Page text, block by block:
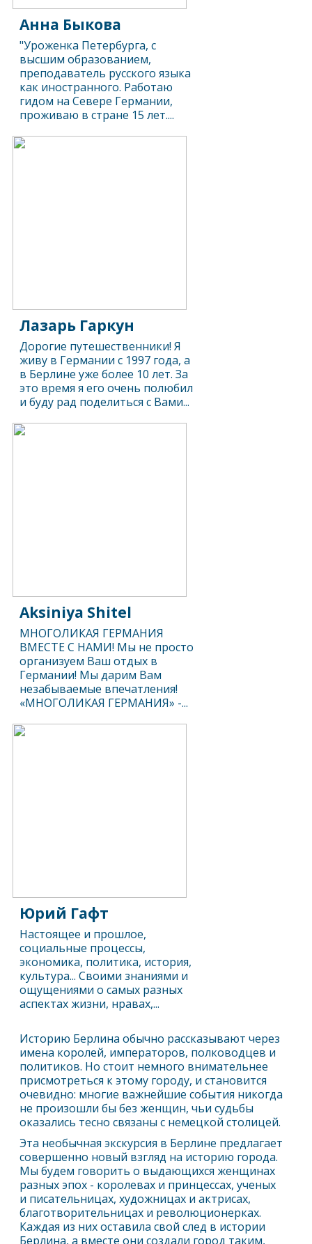
Историю Берлина обычно рассказывают через
имена королей, императоров, полководцев и
политиков. Но стоит немного внимательнее
присмотреться к этому городу, и становится
очевидно: многие важнейшие события никогда
не произошли бы без женщин, чьи судьбы
оказались тесно связаны с немецкой столицей.
Эта необычная экскурсия в Берлине предлагает
совершенно новый взгляд на историю города.
Мы будем говорить о выдающихся женщинах
разных эпох - королевах и принцессах, ученых
и писательницах, художницах и актрисах,
благотворительницах и революционерках.
Каждая из них оставила свой след в истории
Берлина, а вместе они создали город таким,
Анна Быкова
"Уроженка Петербурга, с
высшим образованием,
преподаватель русского языка
как иностранного. Работаю
гидом на Севере Германии,
проживаю в стране 15 лет....
Лазарь Гаркун
Дорогие путешественники! Я
живу в Германии с 1997 года, а
в Берлине уже более 10 лет. За
это время я его очень полюбил
и буду рад поделиться с Вами...
Aksiniya Shitel
МНОГОЛИКАЯ ГЕРМАНИЯ
ВМЕСТЕ C НАМИ! Мы не просто
организуем Ваш отдых в
Германии! Мы дарим Вам
незабываемые впечатления!
«МНОГОЛИКАЯ ГЕРМАНИЯ» -...
Юрий Гафт
Настоящее и прошлое,
социальные процессы,
экономика, политика, история,
культура... Своими знаниями и
ощущениями о самых разных
аспектах жизни, нравах,...